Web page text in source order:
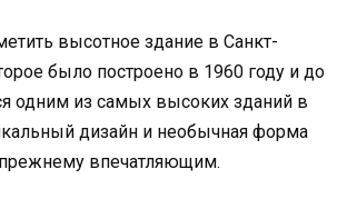
высотное здание в Санкт-
было построено в 1960 году и до
одним из самых высоких зданий в
дизайн и необычная форма
впечатляющим.